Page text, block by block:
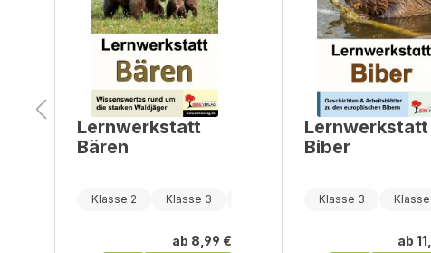
Lernwerkstatt
Bären
Klasse 2 Klasse 3
ab 8,99 €
Lernwerkstatt
Biber
Klasse 3
ab